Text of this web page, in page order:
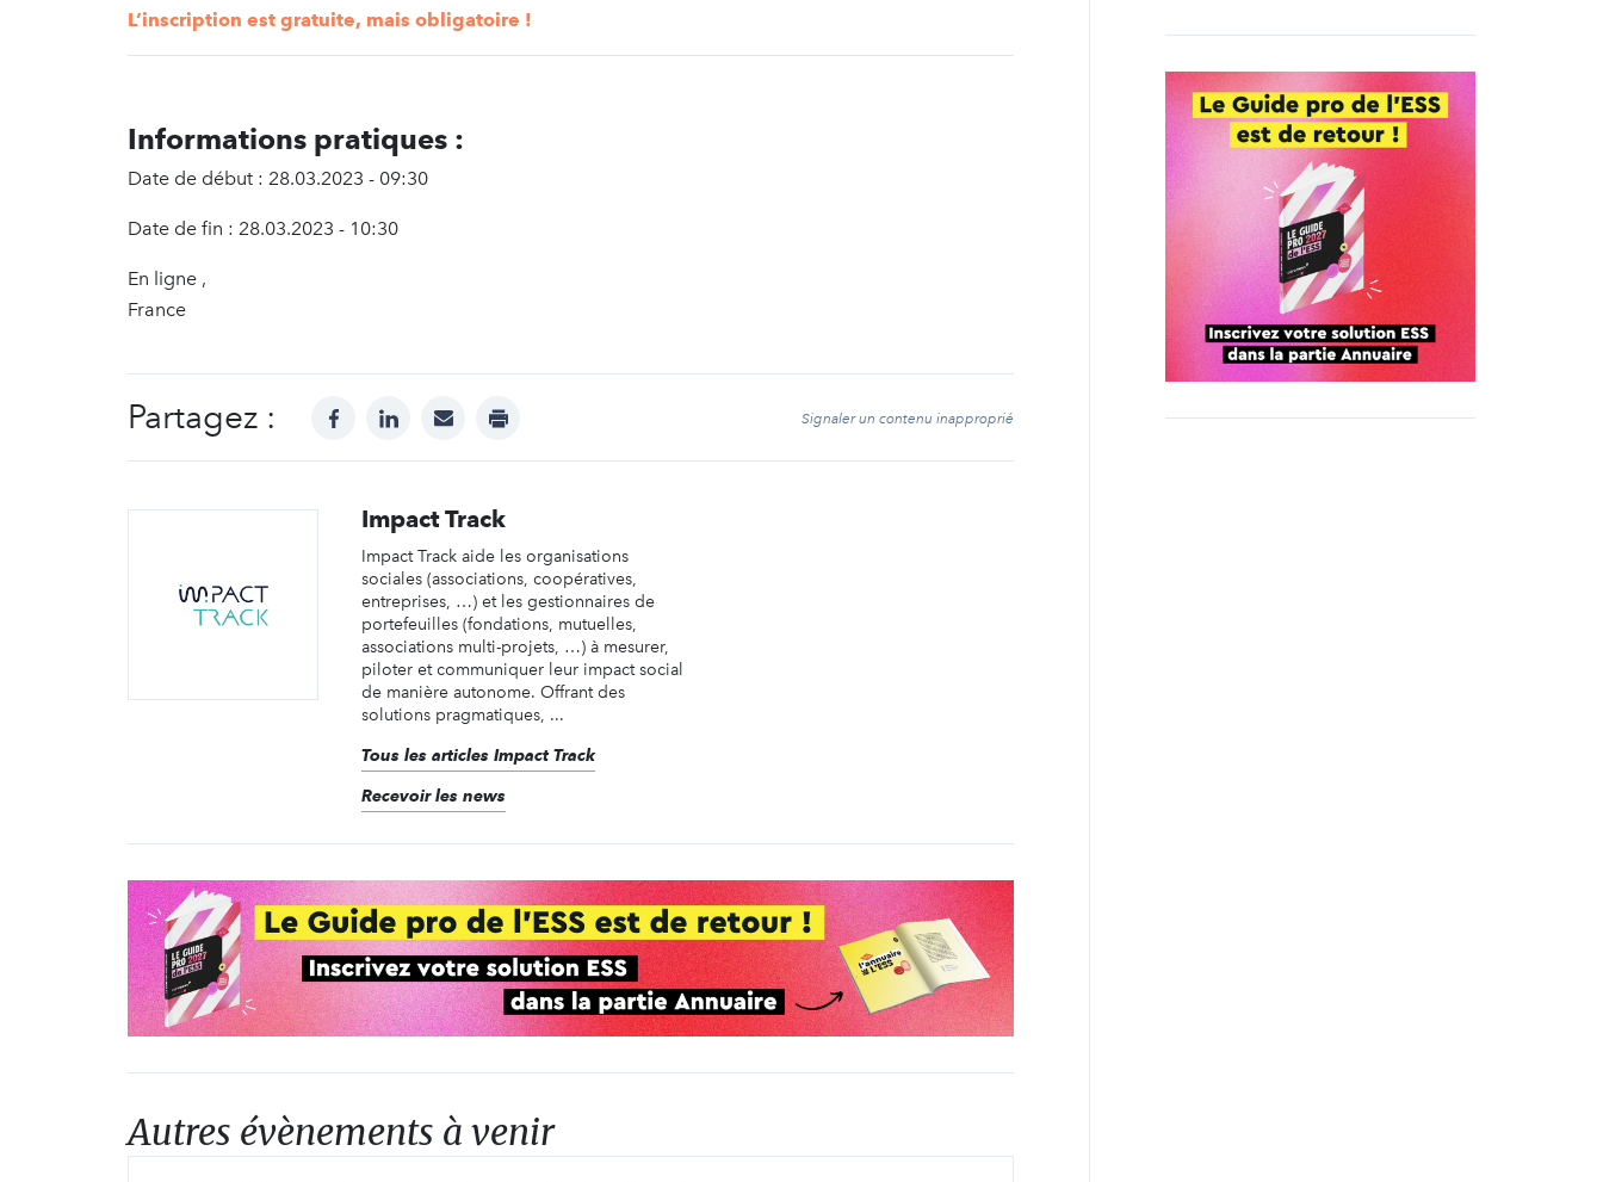
L’inscription est gratuite, mais obligatoire !
Informations pratiques :
Date de début : 28.03.2023 - 09:30
Date de fin : 28.03.2023 - 10:30
En ligne ,
France
Partagez : facebooklinkedinmail print Signaler un contenu inapproprié
Impact Track
Impact Track aide les organisations
sociales (associations, coopératives,
entreprises, …) et les gestionnaires de
portefeuilles (fondations, mutuelles,
associations multi-projets, …) à mesurer,
piloter et communiquer leur impact social
de manière autonome. Offrant des
solutions pragmatiques, ...
Tous les articles Impact Track
Recevoir les news
Autres évènements à venir